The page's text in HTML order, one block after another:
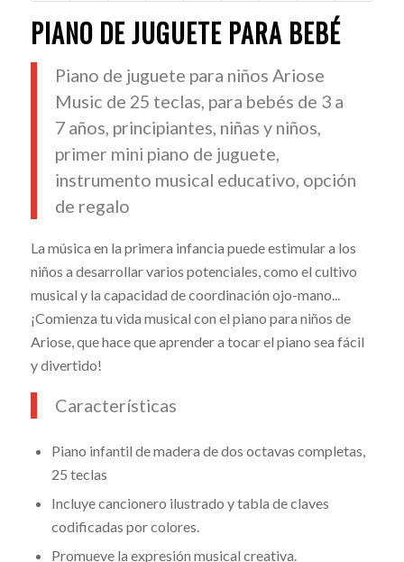
PIANO DE JUGUETE PARA BEBÉ
Piano de juguete para niños Ariose
Music de 25 teclas, para bebés de 3 a
7 años, principiantes, niñas y niños,
primer mini piano de juguete,
instrumento musical educativo, opción
de regalo
La música en la primera infancia puede estimular a los
niños a desarrollar varios potenciales, como el cultivo
musical y la capacidad de coordinación ojo-mano...
¡Comienza tu vida musical con el piano para niños de
Ariose, que hace que aprender a tocar el piano sea fácil
y divertido!
Características
Piano infantil de madera de dos octavas completas,
25 teclas
Incluye cancionero ilustrado y tabla de claves
codificadas por colores.
Promueve la expresión musical creativa.